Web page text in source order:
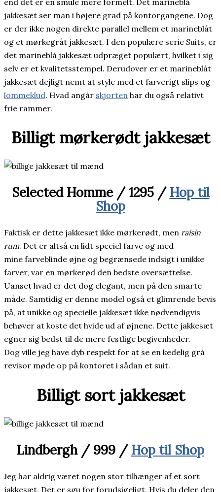
jakkesæt ser man i højere grad på kontorgangene. Dog
er der ikke nogen direkte parallel mellem et marineblåt
og et mørkegråt jakkesæt. I den populære serie Suits, er
det marineblå jakkesæt udpræget populært, hvilket i sig
selv er et kvalitetsstempel. Derudover er et marineblåt
jakkesæt dejligt nemt at style med et farverigt slips og
lommeklud. Hvad angår skjorten har du også relativt
frie rammer.
Billigt mørkerødt jakkesæt
Selected Homme / 1295 / Hop til
Shop
Faktisk er dette jakkesæt ikke mørkerødt, men raisin
rum. Det er altså en lidt speciel farve og med
mine farveblinde øjne og begrænsede indsigt i unikke
farver, var en mørkerød den bedste oversættelse.
Uanset hvad er det dog elegant, men på den smarte
måde. Samtidig er denne model også et glimrende bevis
på, at unikke og specielle jakkesæt ikke nødvendigvis
behøver at koste det hvide ud af øjnene. Dette jakkesæt
egner sig bedst til de mere festlige begivenheder.
Dog ville jeg have dyb respekt for at se en kedelig grå
revisor møde op på kontoret i sådan et suit.
Billigt sort jakkesæt
Lindbergh / 999 / Hop til Shop
Jeg har aldrig været nogen stor tilhænger af et sort
jakkesæt. Det er sgu for forudsigeligt. Hvis du deler den